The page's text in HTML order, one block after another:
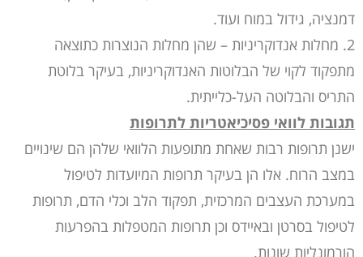
דמנציה, גידול במוח ועוד.
2. מחלות אנדוקריניות – שהן מחלות הנוצרות כתוצאה
מתפקוד לקוי של הבלוטות האנדוקריניות, בעיקר בלוטת
התריס והבלוטה העל-כלייתית.
תגובות לוואי פסיכיאטריות לתרופות
ישנן תרופות רבות שאחת מתופעות הלוואי שלהן הם שינויים
במצב הרוח. אלו הן בעיקר תרופות המיועדות לטיפול
במערכת העצבים המרכזית, תפקוד הלב וכלי הדם, תרופות
לטיפול בסרטן ובאיידס וכן תרופות המטפלות בהפרעות
הורמונליות שונות.